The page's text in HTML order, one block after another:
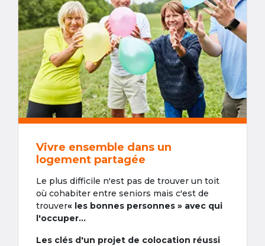
Vivre ensemble dans un
logement partagée
Le plus difficile n'est pas de trouver un toit
où cohabiter entre seniors mais c'est de
trouver« les bonnes personnes » avec qui
l'occuper...
Les clés d'un projet de colocation réussi